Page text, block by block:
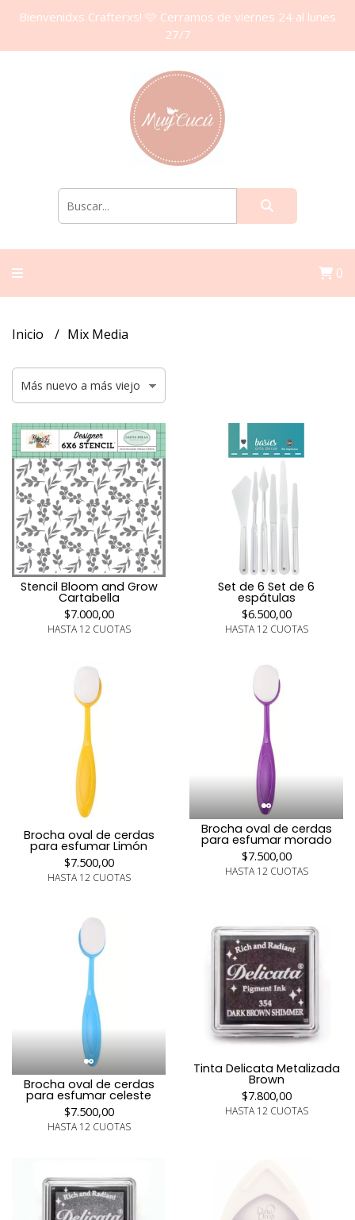
Bienvenidxs Crafterxs! 🩷 Cerramos de viernes 24 al lunes
27/7
0
Inicio Mix Media
Stencil Bloom and Grow
Cartabella
$7.000,00
HASTA 12 CUOTAS
Set de 6 Set de 6
espátulas
$6.500,00
HASTA 12 CUOTAS
Brocha oval de cerdas
para esfumar Limón
$7.500,00
HASTA 12 CUOTAS
Brocha oval de cerdas
para esfumar morado
$7.500,00
HASTA 12 CUOTAS
Brocha oval de cerdas
para esfumar celeste
$7.500,00
HASTA 12 CUOTAS
Tinta Delicata Metalizada
Brown
$7.800,00
HASTA 12 CUOTAS